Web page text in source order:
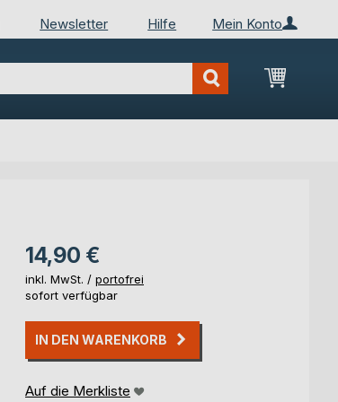
Mein Konto
Newsletter Hilfe
Mein
14,90 €
inkl. MwSt. / portofrei
sofort verfügbar
IN DEN WARENKORB
Auf die Merkliste